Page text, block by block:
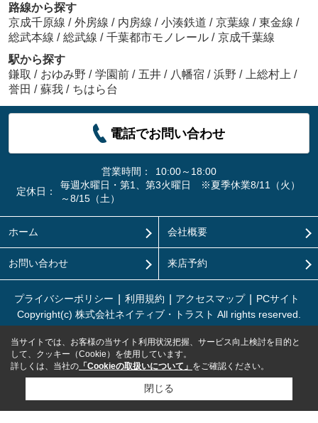
路線から探す
京成千原線 / 外房線 / 内房線 / 小湊鉄道 / 京葉線 / 東金線 /
総武本線 / 総武線 / 千葉都市モノレール / 京成千葉線
駅から探す
鎌取 / おゆみ野 / 学園前 / 五井 / 八幡宿 / 浜野 / 上総村上 /
誉田 / 蘇我 / ちはら台
電話でお問い合わせ
営業時間：
10:00～18:00
定休日：
毎週水曜日・第1、第3火曜日 ※夏季休業8/11（火）
～8/15（土）
ホーム 会社概要
お問い合わせ 来店予約
プライバシーポリシー 利用規約 アクセスマップ
PCサイト
Copyright(c) 株式会社ネイティブ・トラスト All rights reserved.
当サイトでは、お客様の当サイト利用状況把握、サービス向上検討を目的と
して、クッキー（Cookie）を使用しています。
詳しくは、当社の 「Cookieの取扱いについて」 をご確認ください。
閉じる